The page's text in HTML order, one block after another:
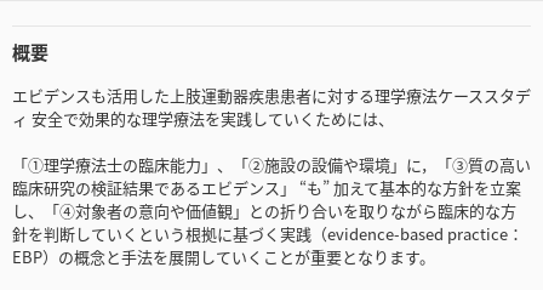
概要
エビデンスも活用した上肢運動器疾患患者に対する理学療法ケーススタデ
ィ 安全で効果的な理学療法を実践していくためには、
「①理学療法士の臨床能力」、「②施設の設備や環境」に，「③質の高い
臨床研究の検証結果であるエビデンス」 “も” 加えて基本的な方針を立案
し、「④対象者の意向や価値観」との折り合いを取りながら臨床的な方
針を判断していくという根拠に基づく実践（evidence-based practice：
EBP）の概念と手法を展開していくことが重要となります。